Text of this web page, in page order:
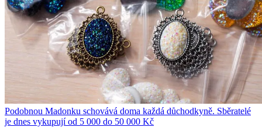
Podobnou Madonku schovává doma každá důchodkyně. Sběratelé
je dnes vykupují od 5 000 do 50 000 Kč